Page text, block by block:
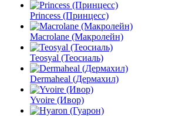
Princess (Принцесс)
Macrolane (Макролейн)
Teosyal (Теосиаль)
Dermaheal (Дермахил)
Yvoire (Ивор)